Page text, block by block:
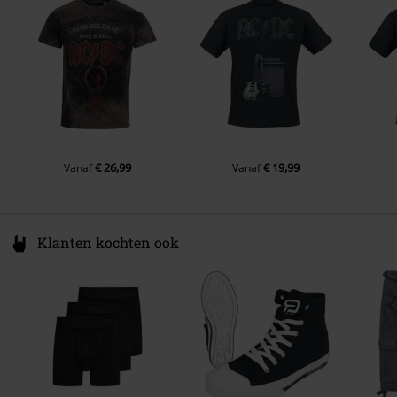
Mouwvorm
Normale Mouwen
Korte Mouwen
Zonder zakken
https://www.outer-vision.com/es/
Vanaf€ 26,99 Vanaf€ 19,99
Klanten kochten ook